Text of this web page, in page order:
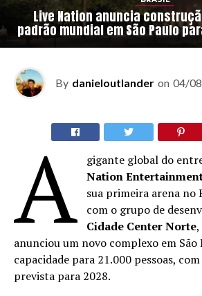
Live Nation anuncia
padrão mundial em São Paulo
By danieloutlander on 04/
A gigante global do
Nation
sua primeira arena no
com o grupo de
Cidade Center Norte
anunciou um novo complexo em São
capacidade para 21.000 pessoas,
prevista para 2028.